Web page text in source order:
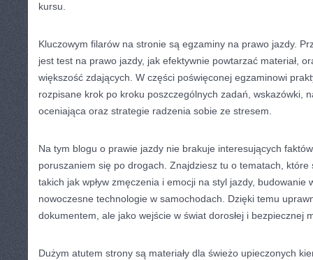
kursu.
Kluczowym filarów na stronie są egzaminy na prawo jazdy.
jest test na prawo jazdy, jak efektywnie powtarzać materiał,
większość zdających. W części poświęconej egzaminowi
rozpisane krok po kroku poszczególnych zadań, wskazówki,
oceniająca oraz strategie radzenia sobie ze stresem.
Na tym blogu o prawie jazdy nie brakuje interesujących
poruszaniem się po drogach. Znajdziesz tu o tematach,
takich jak wpływ zmęczenia i emocji na styl jazdy, budowanie
nowoczesne technologie w samochodach. Dzięki temu
dokumentem, ale jako wejście w świat dorosłej i bezpiecznej
Dużym atutem strony są materiały dla świeżo upieczonych